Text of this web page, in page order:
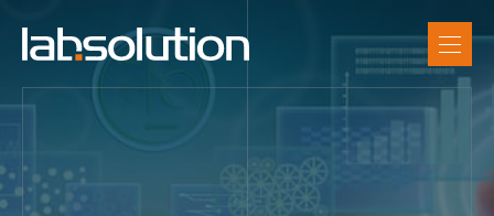
LX Software
Labsolution
SUPPORT
FR